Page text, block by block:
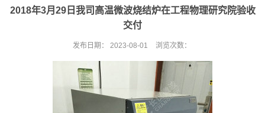
2018年3月29日我司高温微波烧结炉在工程物理研究院验收
交付
发布日期： 2023-08-01 浏览次数：